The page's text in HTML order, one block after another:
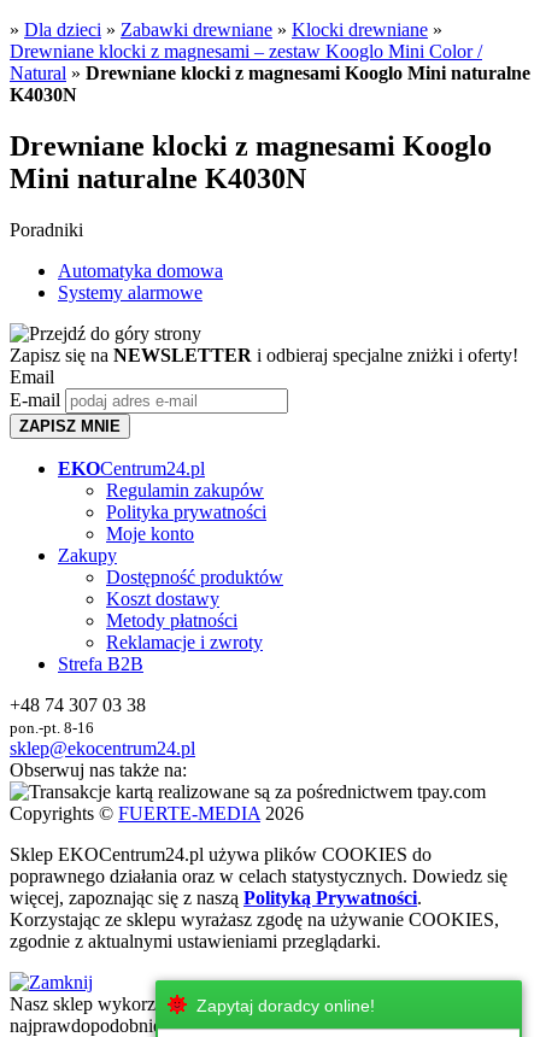
» Dla dzieci » Zabawki drewniane » Klocki drewniane »
Drewniane klocki z magnesami – zestaw Kooglo Mini Color /
Natural » Drewniane klocki z magnesami Kooglo Mini naturalne
K4030N
Drewniane klocki z magnesami Kooglo
Mini naturalne K4030N
Poradniki
Automatyka domowa
Systemy alarmowe
Zapisz się na NEWSLETTER i odbieraj specjalne zniżki i oferty!
Email
E-mail
ZAPISZ MNIE
EKOCentrum24.pl
Regulamin zakupów
Polityka prywatności
Moje konto
Zakupy
Dostępność produktów
Koszt dostawy
Metody płatności
Reklamacje i zwroty
Strefa B2B
+48 74 307 03 38
pon.-pt. 8-16
sklep@ekocentrum24.pl
Obserwuj nas także na:
Copyrights © FUERTE-MEDIA 2026
Sklep EKOCentrum24.pl używa plików COOKIES do
poprawnego działania oraz w celach statystycznych. Dowiedz się
więcej, zapoznając się z naszą Polityką Prywatności.
Korzystając ze sklepu wyrażasz zgodę na używanie COOKIES,
zgodnie z aktualnymi ustawieniami przeglądarki.
Nasz sklep wykorzystuje najnowsze technologie internetowe, które
najprawdopodobniej nie są wspierane przez urżadzenie, z którego
Zapytaj doradcy online!